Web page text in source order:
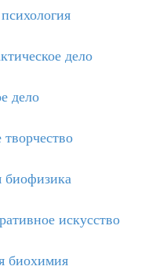
дело
дело
искусство
биохимия